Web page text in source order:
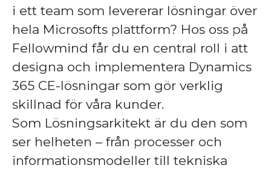
i ett team som levererar lösningar över
hela Microsofts plattform? Hos oss på
Fellowmind får du en central roll i att
designa och implementera Dynamics
365 CE-lösningar som gör verklig
skillnad för våra kunder.
Som Lösningsarkitekt är du den som
ser helheten – från processer och
informationsmodeller till tekniska